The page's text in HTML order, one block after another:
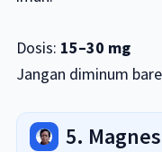
Dosis: 15–30 mg
Jangan diminum
5.